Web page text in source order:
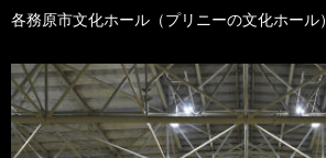
各務原市文化ホール（プリニーの文化ホール）